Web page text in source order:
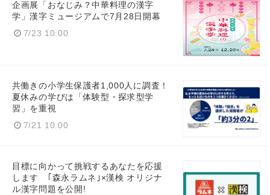
企画展「おなじみ？中華料理の漢字
学」漢字ミュージアムで7月28日開幕
7/23 10:00
共働きの小学生保護者1,000人に調査！
夏休みの学びは「体験型・探求型学
習」を重視
7/21 10:00
目標に向かって挑戦するあなたを応援
します ｢森永ラムネ｣×漢検 オリジナ
ル漢字問題を公開!